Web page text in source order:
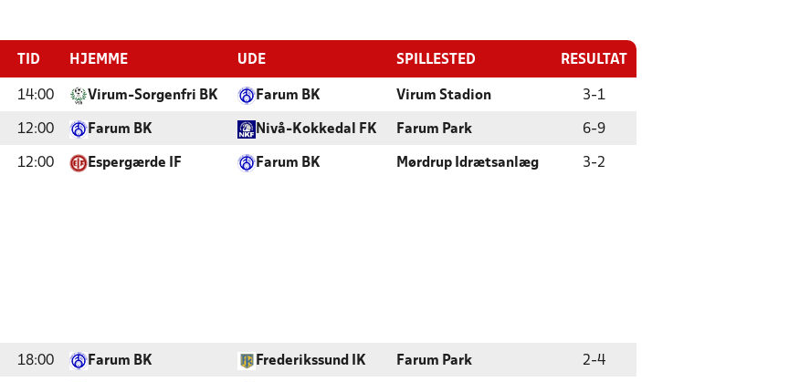
TID HJEMME UDE SPILLESTED RESULTAT
14:00 Virum-Sorgenfri BK Farum BK Virum Stadion 3-1
12:00 Farum BK Nivå-Kokkedal FK Farum Park 6-9
12:00 Espergærde IF Farum BK Mørdrup Idrætsanlæg 3-2
18:00 Farum BK Frederikssund IK Farum Park 2-4